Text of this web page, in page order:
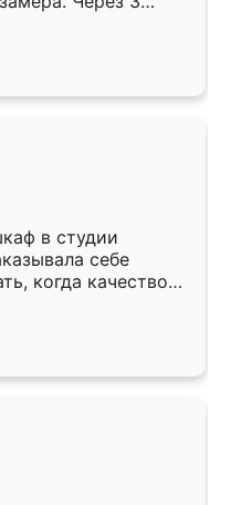
Остались
Ренессанс
работу!
в студии
себе
когда качеством
кухня уже почти